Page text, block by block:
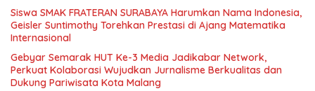
Siswa SMAK FRATERAN SURABAYA Harumkan Nama Indonesia,
Geisler Suntimothy Torehkan Prestasi di Ajang Matematika
Internasional
Gebyar Semarak HUT Ke-3 Media Jadikabar Network,
Perkuat Kolaborasi Wujudkan Jurnalisme Berkualitas dan
Dukung Pariwisata Kota Malang